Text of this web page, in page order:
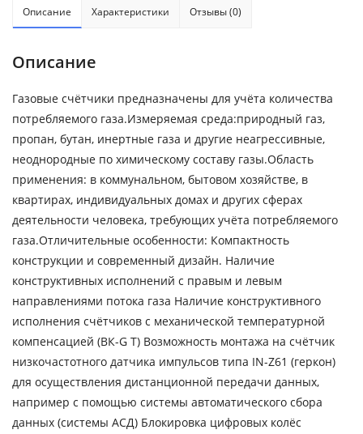
Описание Характеристики Отзывы (0)
Описание
Газовые счётчики предназначены для учёта количества
потребляемого газа.Измеряемая среда:природный газ,
пропан, бутан, инертные газа и другие неагрессивные,
неоднородные по химическому составу газы.Область
применения: в коммунальном, бытовом хозяйстве, в
квартирах, индивидуальных домах и других сферах
деятельности человека, требующих учёта потребляемого
газа.Отличительные особенности: Компактность
конструкции и современный дизайн. Наличие
конструктивных исполнений с правым и левым
направлениями потока газа Наличие конструктивного
исполнения счётчиков с механической температурной
компенсацией (ВК-G Т) Возможность монтажа на счётчик
низкочастотного датчика импульсов типа IN-Z61 (геркон)
для осуществления дистанционной передачи данных,
например с помощью системы автоматического сбора
данных (системы АСД) Блокировка цифровых колёс